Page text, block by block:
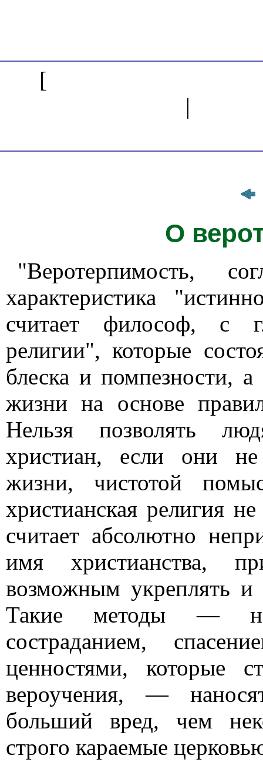
[
|
О
"Веротерпимость,
характеристика
считает философ, с
религии", которые
блеска и помпезности, а
жизни на основе
Нельзя позволять
христиан, если они не
жизни, чистотой
христианская религия
считает абсолютно
имя христианства,
возможным укреплять
Такие методы —
состраданием,
ценностями, которые
вероучения, —
больший вред, чем
строго караемые